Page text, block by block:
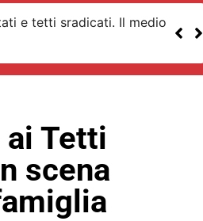
e tetti sradicati. Il medio
ai Tetti
scena